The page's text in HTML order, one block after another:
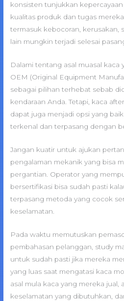
konsisten tunjukkan
kualitas produk dan tugas
termasuk kebocoran, kerusakan,
lain mungkin terjadi selesai
Dalami tentang asal muasal kaca
OEM (Original Equipment
sebagai pilihan terhebat sebab
kendaraan Anda. Tetapi, kaca
dapat juga menjadi opsi yang
terkenal dan terpasang dengan
Jangan kuatir untuk ajukan
pengalaman mekanik yang bisa
pergantian. Operator yang
bersertifikasi bisa sudah pasti
terpasang metoda yang cocok
keselamatan.
Pada waktu memutuskan
pembahasan pelanggan, study
untuk sudah pasti jika mereka
yang luas saat mengatasi kaca
asal mula kaca yang mereka jual,
keselamatan yang dibutuhkan,